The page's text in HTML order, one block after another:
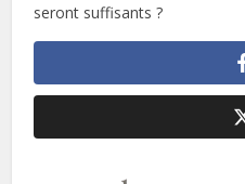
seront suffisants ?